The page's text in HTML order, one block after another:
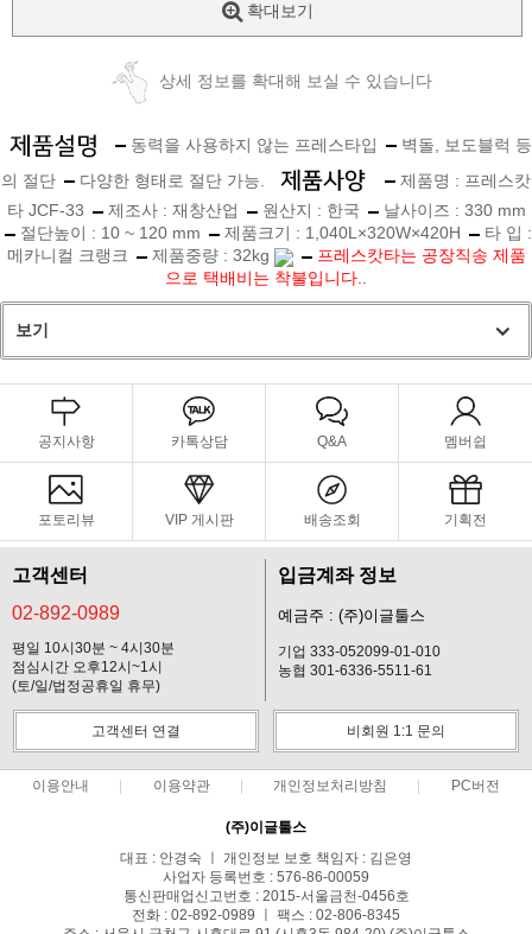
확대보기
상세 정보를 확대해 보실 수 있습니다
동력을 사용하지 않는 프레스타입
벽돌, 보도블럭 등
의 절단
다양한 형태로 절단 가능.
제품명 : 프레스캇
타 JCF-33
제조사 : 재창산업 원산지 : 한국
날사이즈 : 330 mm
절단높이 : 10 ~ 120 mm
제품크기 : 1,040L×320W×420H
타 입 :
메카니컬 크랭크
제품중량 : 32kg
프레스캇타는 공장직송 제품
으로 택배비는 착불입니다..
보기
공지사항 카톡상담 Q&A 멤버쉽
포토리뷰 VIP 게시판 배송조회 기획전
고객센터
02-892-0989
평일 10시30분 ~ 4시30분
점심시간 오후12시~1시
(토/일/법정공휴일 휴무)
입금계좌 정보
예금주 : (주)이글툴스
기업 333-052099-01-010
농협 301-6336-5511-61
고객센터 연결 비회원 1:1 문의
이용안내 이용약관 개인정보처리방침 PC버전
(주)이글툴스
대표 : 안경숙 ㅣ 개인정보 보호 책임자 : 김은영
사업자 등록번호 : 576-86-00059
통신판매업신고번호 : 2015-서울금천-0456호
전화 : 02-892-0989 ㅣ 팩스 : 02-806-8345